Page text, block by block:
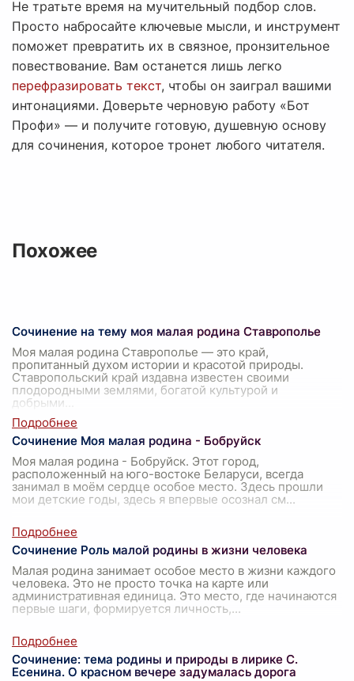
Не тратьте время на мучительный подбор слов.
Просто набросайте ключевые мысли, и инструмент
поможет превратить их в связное, пронзительное
повествование. Вам останется лишь легко
перефразировать текст, чтобы он заиграл вашими
интонациями. Доверьте черновую работу «Бот
Профи» — и получите готовую, душевную основу
для сочинения, которое тронет любого читателя.
Похожее
Сочинение на тему моя малая родина Ставрополье
Моя малая родина Ставрополье — это край,
пропитанный духом истории и красотой природы.
Ставропольский край издавна известен своими
плодородными землями, богатой культурой и
добрыми
Сочинение Моя малая родина - Бобруйск
Моя малая родина - Бобруйск. Этот город,
расположенный на юго-востоке Беларуси, всегда
занимал в моём сердце особое место. Здесь прошли
мои детские годы, здесь я впервые осознал см...
Сочинение Роль малой родины в жизни человека
Малая родина занимает особое место в жизни каждого
человека. Это не просто точка на карте или
административная единица. Это место, где начинаются
первые шаги, формируется личность,...
Сочинение: тема родины и природы в лирике С.
Есенина. О красном вечере задумалась дорога